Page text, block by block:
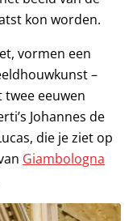
kon worden.
vormen een
–
eeuwen
Johannes de
die je ziet op
Giambologna